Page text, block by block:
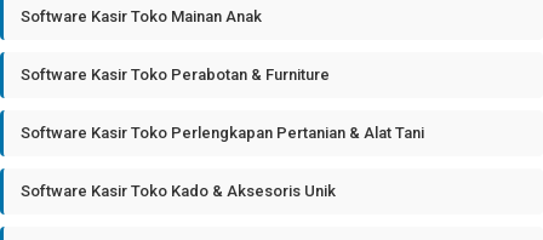
Software Kasir Toko Mainan Anak
Software Kasir Toko Perabotan & Furniture
Software Kasir Toko Perlengkapan Pertanian & Alat Tani
Software Kasir Toko Kado & Aksesoris Unik